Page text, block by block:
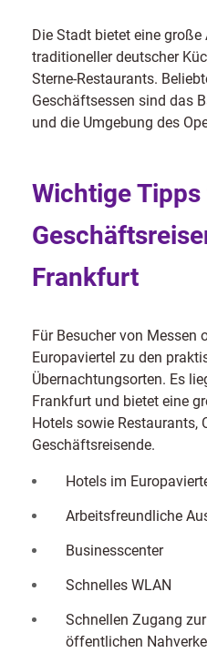
Die Stadt bietet eine
traditioneller deutscher
Sterne-Restaurants.
Geschäftsessen sind das
und die Umgebung des
Wichtige
Frankfurt
Für Besucher von Messen
Europaviertel zu den
Übernachtungsorten. Es
Frankfurt und bietet eine
Hotels sowie Restaurants,
Geschäftsreisende.
Hotels im
Arbeitsfreundliche
Businesscenter
Schnelles WLAN
Schnellen Zugang
öffentlichen